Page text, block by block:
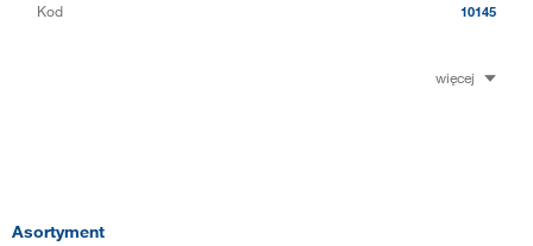
Kod 10145
więcej
Asortyment